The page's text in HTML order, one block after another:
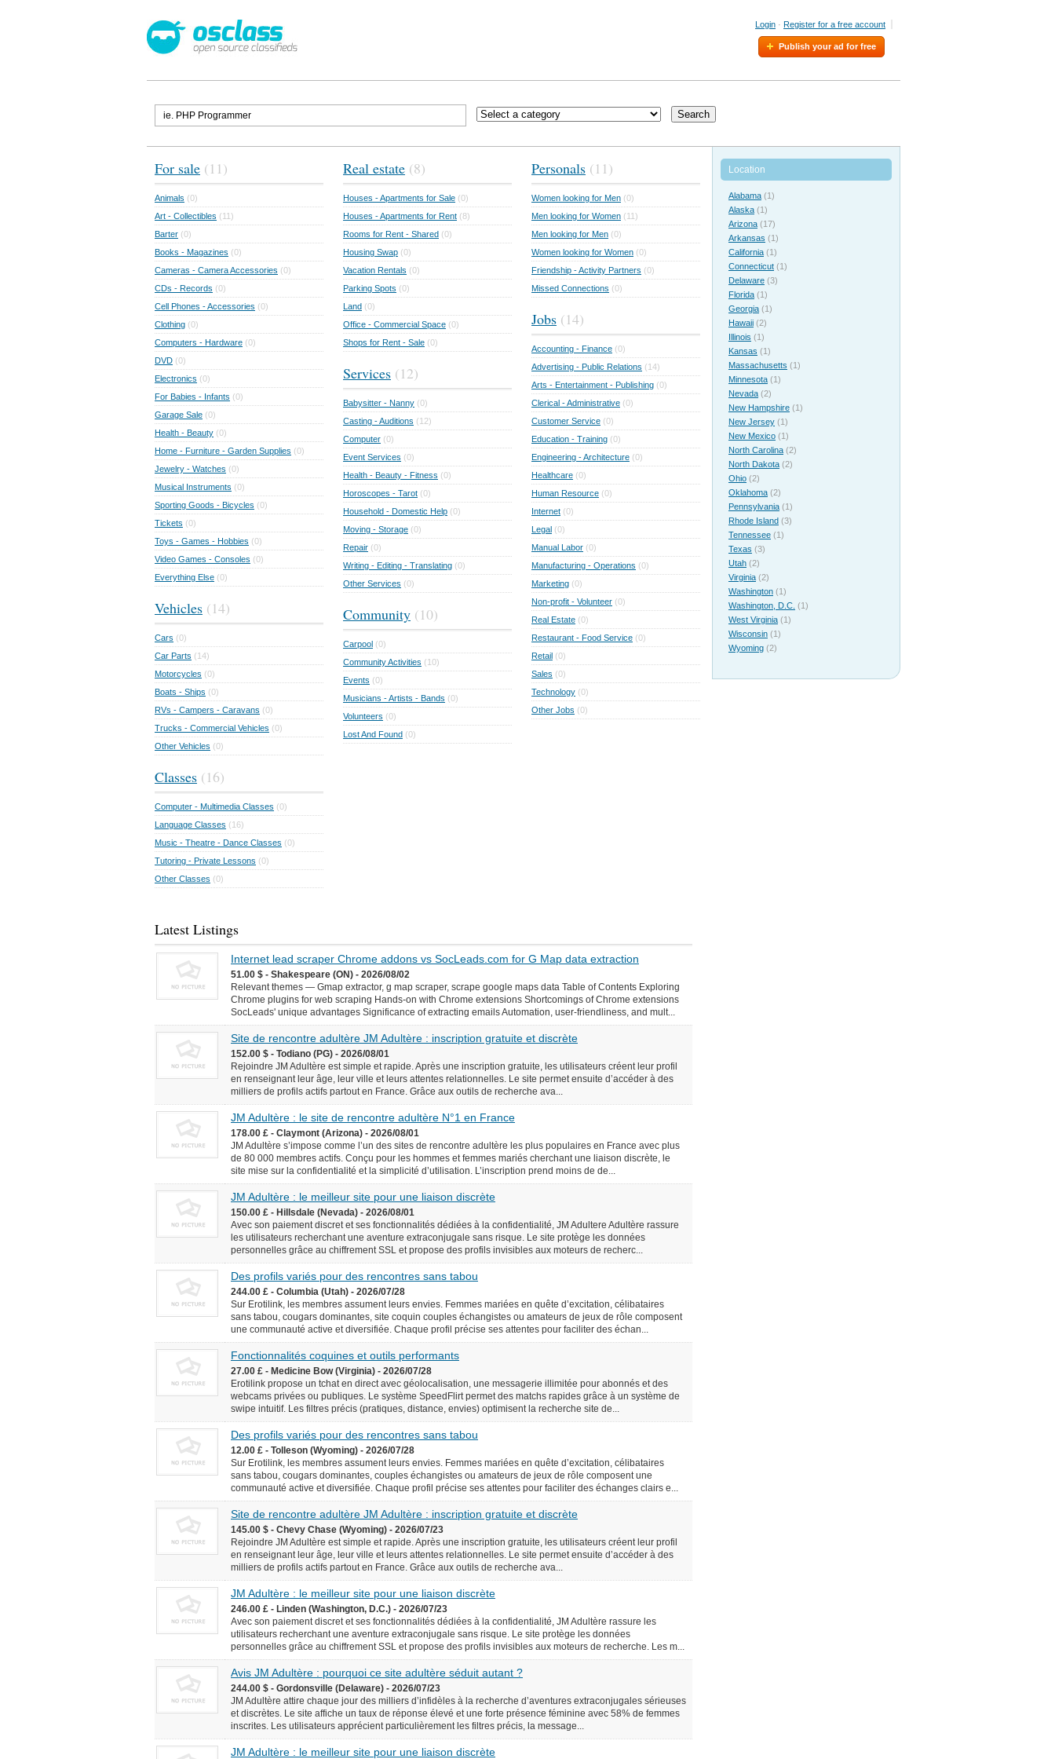
Login · Register for a free account
Publish your ad for free
Search
For sale (11)
Animals (0)
Art - Collectibles (11)
Barter (0)
Books - Magazines (0)
Cameras - Camera Accessories (0)
CDs - Records (0)
Cell Phones - Accessories (0)
Clothing (0)
Computers - Hardware (0)
DVD (0)
Electronics (0)
For Babies - Infants (0)
Garage Sale (0)
Health - Beauty (0)
Home - Furniture - Garden Supplies (0)
Jewelry - Watches (0)
Musical Instruments (0)
Sporting Goods - Bicycles (0)
Tickets (0)
Toys - Games - Hobbies (0)
Video Games - Consoles (0)
Everything Else (0)
Vehicles (14)
Cars (0)
Car Parts (14)
Motorcycles (0)
Boats - Ships (0)
RVs - Campers - Caravans (0)
Trucks - Commercial Vehicles (0)
Other Vehicles (0)
Classes (16)
Computer - Multimedia Classes (0)
Language Classes (16)
Music - Theatre - Dance Classes (0)
Tutoring - Private Lessons (0)
Other Classes (0)
Real estate (8)
Houses - Apartments for Sale (0)
Houses - Apartments for Rent (8)
Rooms for Rent - Shared (0)
Housing Swap (0)
Vacation Rentals (0)
Parking Spots (0)
Land (0)
Office - Commercial Space (0)
Shops for Rent - Sale (0)
Services (12)
Babysitter - Nanny (0)
Casting - Auditions (12)
Computer (0)
Event Services (0)
Health - Beauty - Fitness (0)
Horoscopes - Tarot (0)
Household - Domestic Help (0)
Moving - Storage (0)
Repair (0)
Writing - Editing - Translating (0)
Other Services (0)
Community (10)
Carpool (0)
Community Activities (10)
Events (0)
Musicians - Artists - Bands (0)
Volunteers (0)
Lost And Found (0)
Personals (11)
Women looking for Men (0)
Men looking for Women (11)
Men looking for Men (0)
Women looking for Women (0)
Friendship - Activity Partners (0)
Missed Connections (0)
Jobs (14)
Accounting - Finance (0)
Advertising - Public Relations (14)
Arts - Entertainment - Publishing (0)
Clerical - Administrative (0)
Customer Service (0)
Education - Training (0)
Engineering - Architecture (0)
Healthcare (0)
Human Resource (0)
Internet (0)
Legal (0)
Manual Labor (0)
Manufacturing - Operations (0)
Marketing (0)
Non-profit - Volunteer (0)
Real Estate (0)
Restaurant - Food Service (0)
Retail (0)
Sales (0)
Technology (0)
Other Jobs (0)
Latest Listings
Internet lead scraper Chrome addons vs SocLeads.com for G Map data extraction
51.00 $ - Shakespeare (ON) - 2026/08/02
Relevant themes — Gmap extractor, g map scraper, scrape google maps data Table of Contents Exploring
Chrome plugins for web scraping Hands-on with Chrome extensions Shortcomings of Chrome extensions
SocLeads' unique advantages Significance of extracting emails Automation, user-friendliness, and mult...
Site de rencontre adultère JM Adultère : inscription gratuite et discrète
152.00 $ - Todiano (PG) - 2026/08/01
Rejoindre JM Adultère est simple et rapide. Après une inscription gratuite, les utilisateurs créent leur profil
en renseignant leur âge, leur ville et leurs attentes relationnelles. Le site permet ensuite d’accéder à des
milliers de profils actifs partout en France. Grâce aux outils de recherche ava...
JM Adultère : le site de rencontre adultère N°1 en France
178.00 £ - Claymont (Arizona) - 2026/08/01
JM Adultère s’impose comme l’un des sites de rencontre adultère les plus populaires en France avec plus
de 80 000 membres actifs. Conçu pour les hommes et femmes mariés cherchant une liaison discrète, le
site mise sur la confidentialité et la simplicité d’utilisation. L’inscription prend moins de de...
JM Adultère : le meilleur site pour une liaison discrète
150.00 £ - Hillsdale (Nevada) - 2026/08/01
Avec son paiement discret et ses fonctionnalités dédiées à la confidentialité, JM Adultere Adultère rassure
les utilisateurs recherchant une aventure extraconjugale sans risque. Le site protège les données
personnelles grâce au chiffrement SSL et propose des profils invisibles aux moteurs de recherc...
Des profils variés pour des rencontres sans tabou
244.00 £ - Columbia (Utah) - 2026/07/28
Sur Erotilink, les membres assument leurs envies. Femmes mariées en quête d’excitation, célibataires
sans tabou, cougars dominantes, site coquin couples échangistes ou amateurs de jeux de rôle composent
une communauté active et diversifiée. Chaque profil précise ses attentes pour faciliter des échan...
Fonctionnalités coquines et outils performants
27.00 £ - Medicine Bow (Virginia) - 2026/07/28
Erotilink propose un tchat en direct avec géolocalisation, une messagerie illimitée pour abonnés et des
webcams privées ou publiques. Le système SpeedFlirt permet des matchs rapides grâce à un système de
swipe intuitif. Les filtres précis (pratiques, distance, envies) optimisent la recherche site de...
Des profils variés pour des rencontres sans tabou
12.00 £ - Tolleson (Wyoming) - 2026/07/28
Sur Erotilink, les membres assument leurs envies. Femmes mariées en quête d’excitation, célibataires
sans tabou, cougars dominantes, couples échangistes ou amateurs de jeux de rôle composent une
communauté active et diversifiée. Chaque profil précise ses attentes pour faciliter des échanges clairs e...
Site de rencontre adultère JM Adultère : inscription gratuite et discrète
145.00 $ - Chevy Chase (Wyoming) - 2026/07/23
Rejoindre JM Adultère est simple et rapide. Après une inscription gratuite, les utilisateurs créent leur profil
en renseignant leur âge, leur ville et leurs attentes relationnelles. Le site permet ensuite d’accéder à des
milliers de profils actifs partout en France. Grâce aux outils de recherche ava...
JM Adultère : le meilleur site pour une liaison discrète
246.00 £ - Linden (Washington, D.C.) - 2026/07/23
Avec son paiement discret et ses fonctionnalités dédiées à la confidentialité, JM Adultère rassure les
utilisateurs recherchant une aventure extraconjugale sans risque. Le site protège les données
personnelles grâce au chiffrement SSL et propose des profils invisibles aux moteurs de recherche. Les m...
Avis JM Adultère : pourquoi ce site adultère séduit autant ?
244.00 $ - Gordonsville (Delaware) - 2026/07/23
JM Adultère attire chaque jour des milliers d’infidèles à la recherche d’aventures extraconjugales sérieuses
et discrètes. Le site affiche un taux de réponse élevé et une forte présence féminine avec 58% de femmes
inscrites. Les utilisateurs apprécient particulièrement les filtres précis, la message...
JM Adultère : le meilleur site pour une liaison discrète
Location
Alabama (1)
Alaska (1)
Arizona (17)
Arkansas (1)
California (1)
Connecticut (1)
Delaware (3)
Florida (1)
Georgia (1)
Hawaii (2)
Illinois (1)
Kansas (1)
Massachusetts (1)
Minnesota (1)
Nevada (2)
New Hampshire (1)
New Jersey (1)
New Mexico (1)
North Carolina (2)
North Dakota (2)
Ohio (2)
Oklahoma (2)
Pennsylvania (1)
Rhode Island (3)
Tennessee (1)
Texas (3)
Utah (2)
Virginia (2)
Washington (1)
Washington, D.C. (1)
West Virginia (1)
Wisconsin (1)
Wyoming (2)